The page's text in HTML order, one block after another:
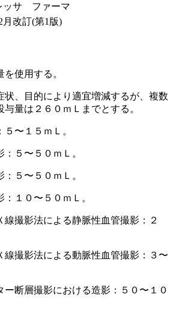
ッサ ファーマ
月改訂(第1版)
使用する。
状、目的により適宜増減するが、複数
量は２６０ｍＬまでとする。
〜１５ｍＬ。
５〜５０ｍＬ。
５〜５０ｍＬ。
１０〜５０ｍＬ。
撮影法による静脈性血管撮影：２
撮影法による動脈性血管撮影：３〜
断層撮影における造影：５０〜１０